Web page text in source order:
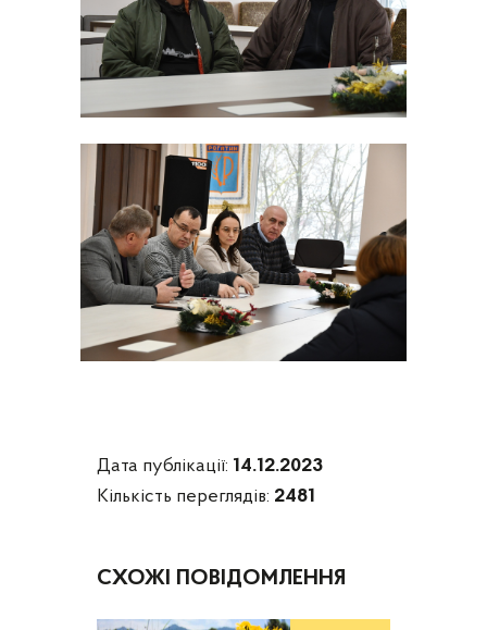
Дата публікації: 14.12.2023
Кількість переглядів: 2481
СХОЖІ ПОВІДОМЛЕННЯ